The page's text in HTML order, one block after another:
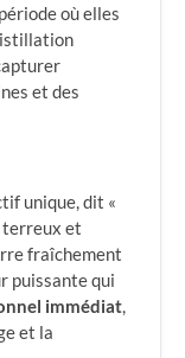
où elles
et des
unique, dit «
terreux et
fraîchement
puissante qui
immédiat,
et la